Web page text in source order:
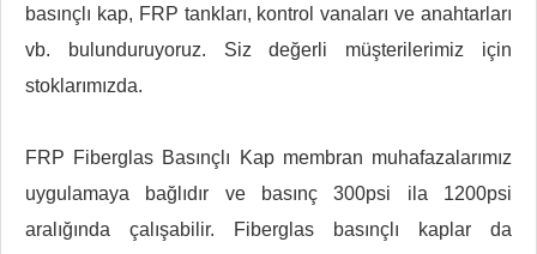
basınçlı kap, FRP tankları, kontrol vanaları ve anahtarları
vb. bulunduruyoruz. Siz değerli müşterilerimiz için
stoklarımızda.
FRP Fiberglas Basınçlı Kap membran muhafazalarımız
uygulamaya bağlıdır ve basınç 300psi ila 1200psi
aralığında çalışabilir. Fiberglas basınçlı kaplar da